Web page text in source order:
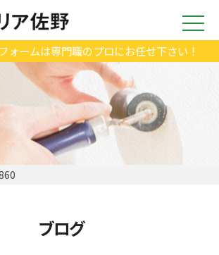
ォームは専門職のプロにお任せ下さい！
ブログ